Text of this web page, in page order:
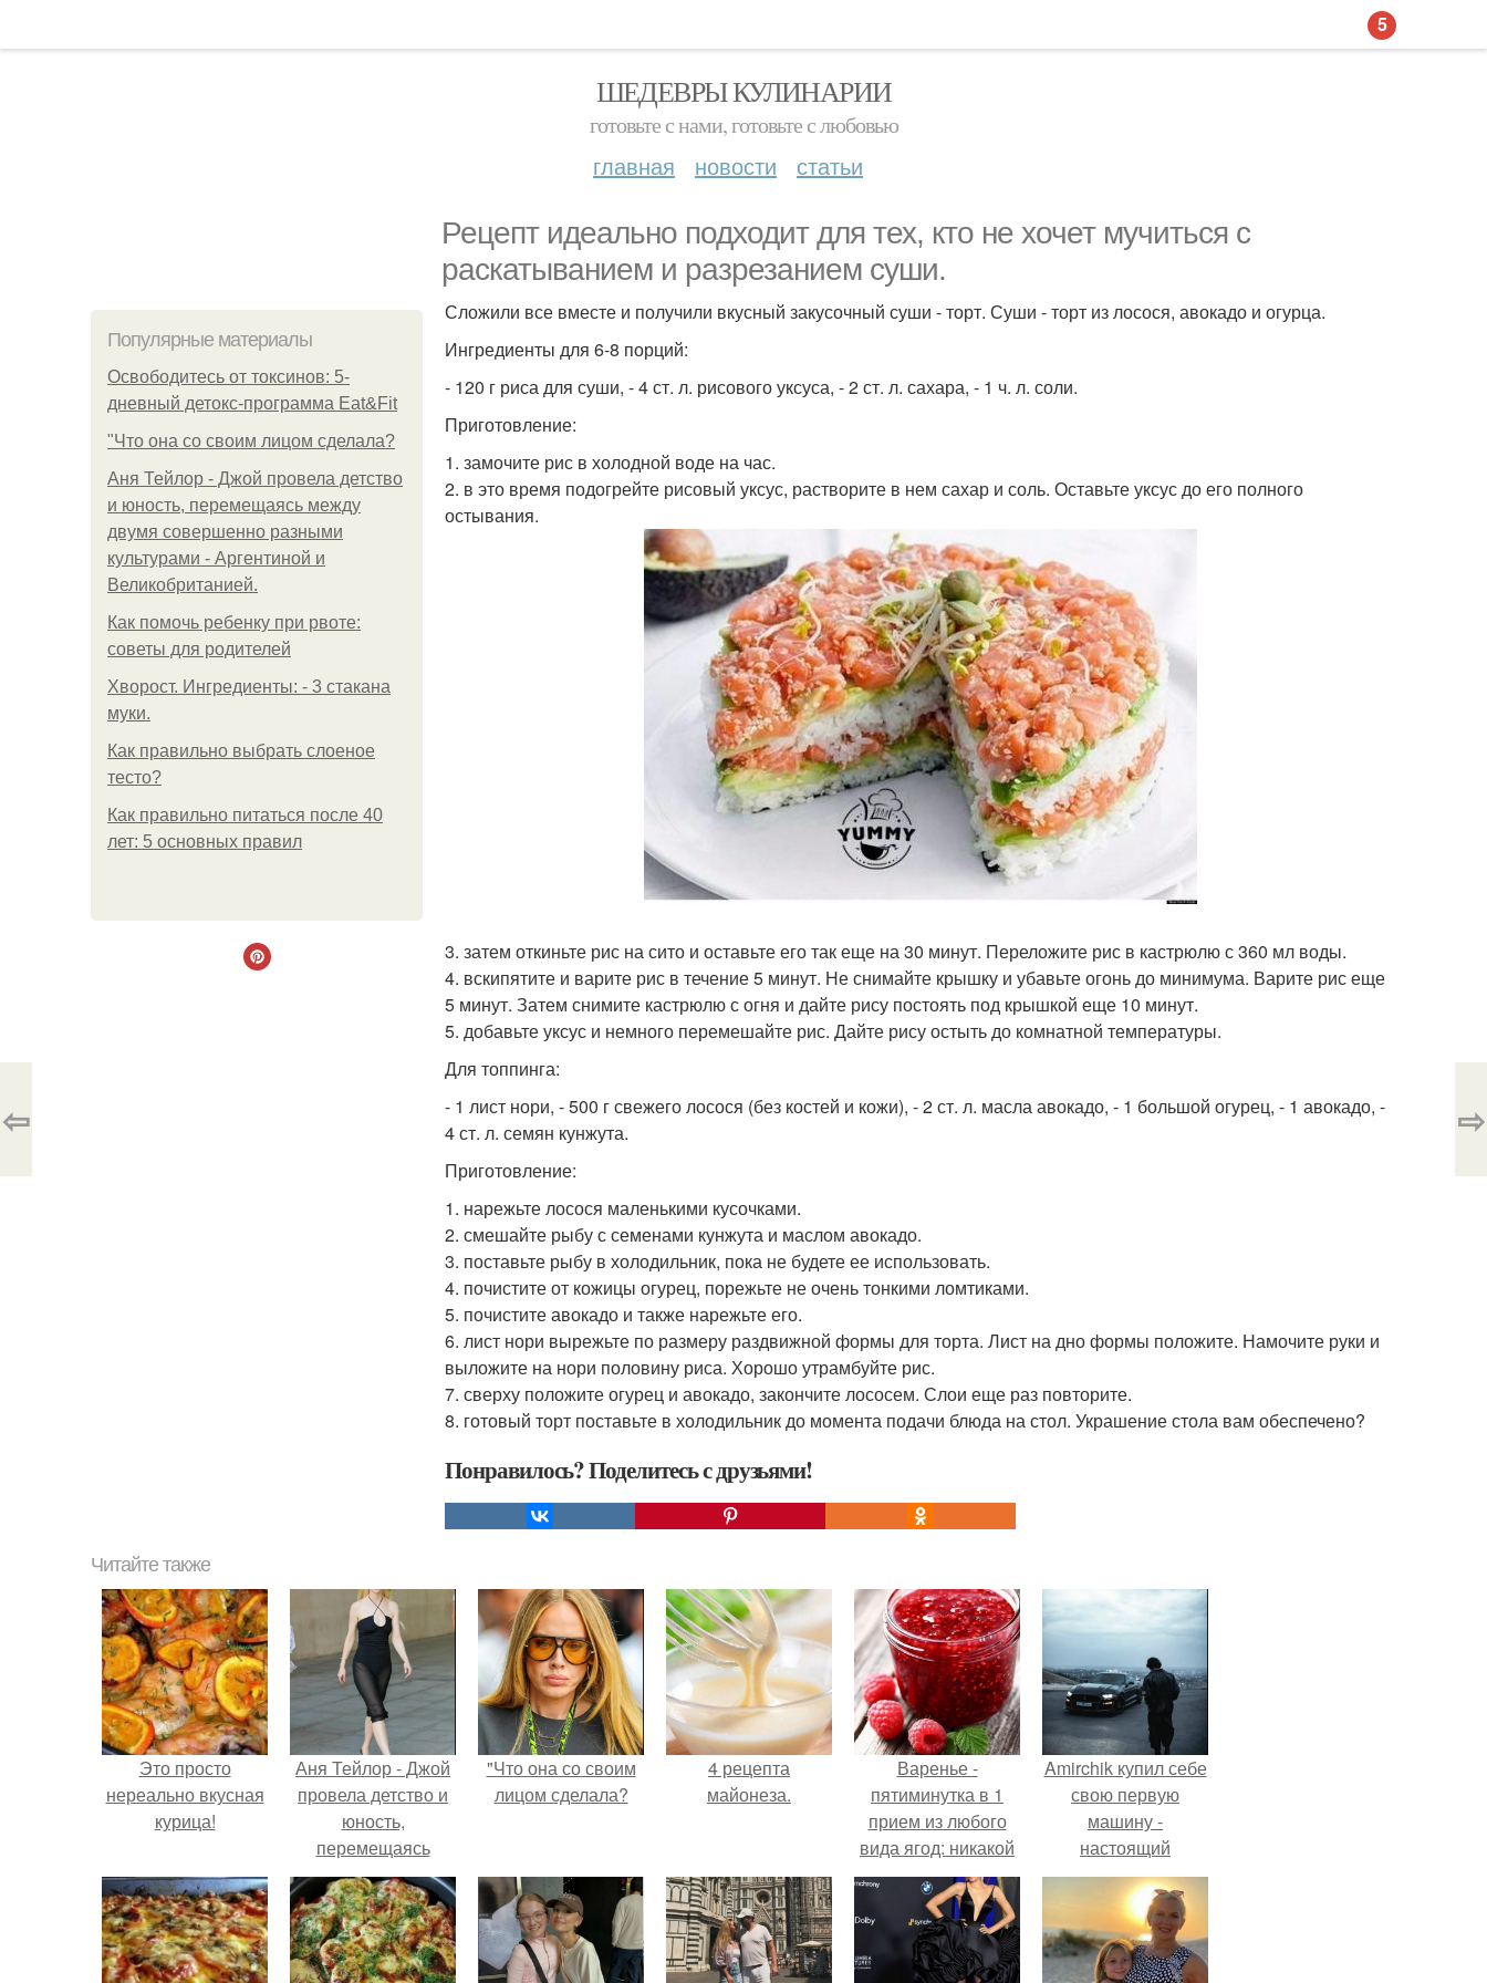
ШЕДЕВРЫ КУЛИНАРИИ
готовьте с нами, готовьте с любовью
главная новости статьи
Рецепт идеально подходит для тех, кто не хочет мучиться с
раскатыванием и разрезанием суши.
Популярные материалы
Освободитесь от токсинов: 5-
дневный детокс-программа Eat&Fit
"Что она со своим лицом сделала?
Аня Тейлор - Джой провела детство
и юность, перемещаясь между
двумя совершенно разными
культурами - Аргентиной и
Великобританией.
Как помочь ребенку при рвоте:
советы для родителей
Хворост. Ингредиенты: - 3 стакана
муки.
Как правильно выбрать слоеное
тесто?
Как правильно питаться после 40
лет: 5 основных правил
Сложили все вместе и получили вкусный закусочный суши - торт. Суши - торт из лосося, авокадо и огурца.
Ингредиенты для 6-8 порций:
- 120 г риса для суши, - 4 ст. л. рисового уксуса, - 2 ст. л. сахара, - 1 ч. л. соли.
Приготовление:
1. замочите рис в холодной воде на час.
2. в это время подогрейте рисовый уксус, растворите в нем сахар и соль. Оставьте уксус до его полного
остывания.
3. затем откиньте рис на сито и оставьте его так еще на 30 минут. Переложите рис в кастрюлю с 360 мл воды.
4. вскипятите и варите рис в течение 5 минут. Не снимайте крышку и убавьте огонь до минимума. Варите рис еще
5 минут. Затем снимите кастрюлю с огня и дайте рису постоять под крышкой еще 10 минут.
5. добавьте уксус и немного перемешайте рис. Дайте рису остыть до комнатной температуры.
Для топпинга:
- 1 лист нори, - 500 г свежего лосося (без костей и кожи), - 2 ст. л. масла авокадо, - 1 большой огурец, - 1 авокадо, -
4 ст. л. семян кунжута.
Приготовление:
1. нарежьте лосося маленькими кусочками.
2. смешайте рыбу с семенами кунжута и маслом авокадо.
3. поставьте рыбу в холодильник, пока не будете ее использовать.
4. почистите от кожицы огурец, порежьте не очень тонкими ломтиками.
5. почистите авокадо и также нарежьте его.
6. лист нори вырежьте по размеру раздвижной формы для торта. Лист на дно формы положите. Намочите руки и
выложите на нори половину риса. Хорошо утрамбуйте рис.
7. сверху положите огурец и авокадо, закончите лососем. Слои еще раз повторите.
8. готовый торт поставьте в холодильник до момента подачи блюда на стол. Украшение стола вам обеспечено?
Понравилось? Поделитесь с друзьями!
⇦ ⇨
Читайте также
Это просто
нереально вкусная
курица!
Аня Тейлор - Джой
провела детство и
юность,
перемещаясь
между двумя
совершенно
разными
культурами -
"Что она со своим
лицом сделала?
4 рецепта
майонеза.
Варенье -
пятиминутка в 1
прием из любого
вида ягод: никакой
длительной варки,
все витамины на
месте!
Amirchik купил себе
свою первую
машину -
настоящий
автомобиль мечты
для многих
автолюбителей.
5